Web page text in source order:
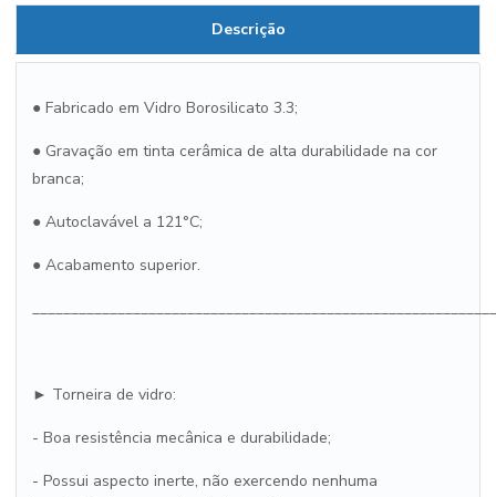
Descrição
● Fabricado em Vidro Borosilicato 3.3;
● Gravação em tinta cerâmica de alta durabilidade na cor
branca;
● Autoclavável a 121°C;
● Acabamento superior.
► Torneira de vidro:
- Boa resistência mecânica e durabilidade;
- Possui aspecto inerte, não exercendo nenhuma